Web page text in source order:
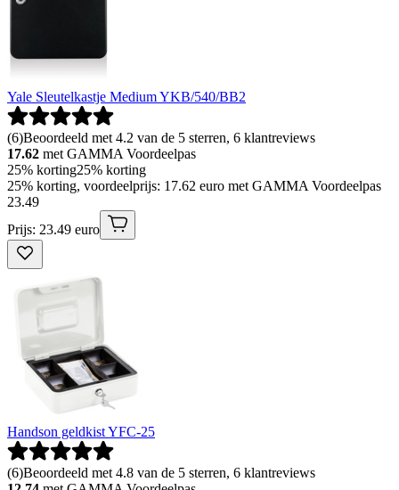
Yale Sleutelkastje Medium YKB/540/BB2
(6)Beoordeeld met 4.2 van de 5 sterren, 6 klantreviews
17.62 met GAMMA Voordeelpas
25% korting25% korting
25% korting, voordeelprijs: 17.62 euro met GAMMA Voordeelpas
23.49
Prijs: 23.49 euro
Handson geldkist YFC-25
(6)Beoordeeld met 4.8 van de 5 sterren, 6 klantreviews